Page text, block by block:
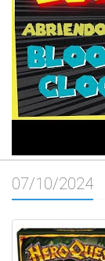
07/10/2024